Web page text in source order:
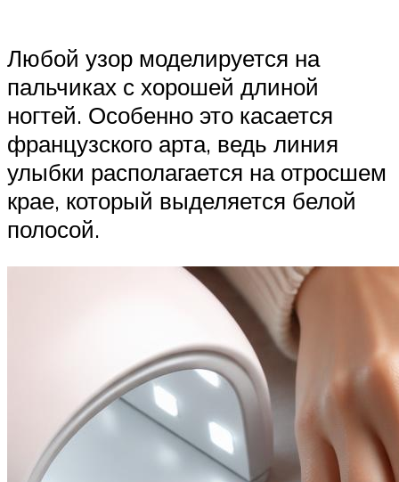
Любой узор моделируется на
пальчиках с хорошей длиной
ногтей. Особенно это касается
французского арта, ведь линия
улыбки располагается на отросшем
крае, который выделяется белой
полосой.